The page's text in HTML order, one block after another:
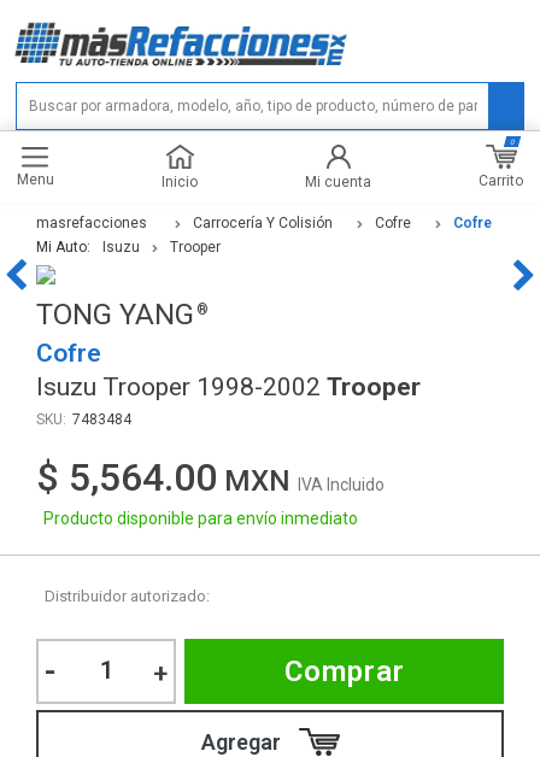
Menu Inicio Mi cuenta Carrito
0
masrefacciones Carrocería Y Colisión Cofre
Cofre
Mi Auto:
Isuzu Trooper
TONG YANG
Cofre
Isuzu Trooper 1998-2002 Trooper
7483484
$ 5,564.00
IVA Incluido
Producto disponible para envío inmediato
Distribuidor autorizado:
- + Comprar